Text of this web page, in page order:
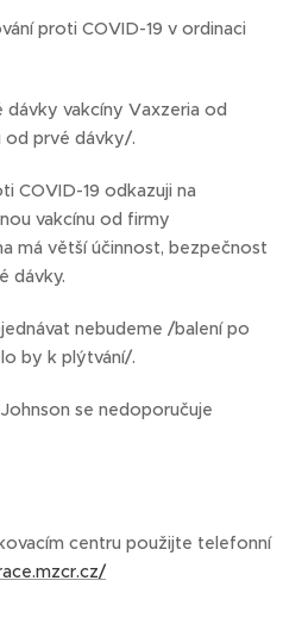
proti COVID-19 v ordinaci
vakcíny Vaxzeria od
prvé dávky/.
COVID-19 odkazuji na
vakcínu od firmy
má větší účinnost, bezpečnost
dávky.
nebudeme /balení po
by k plýtvání/.
se nedoporučuje
centru použijte telefonní